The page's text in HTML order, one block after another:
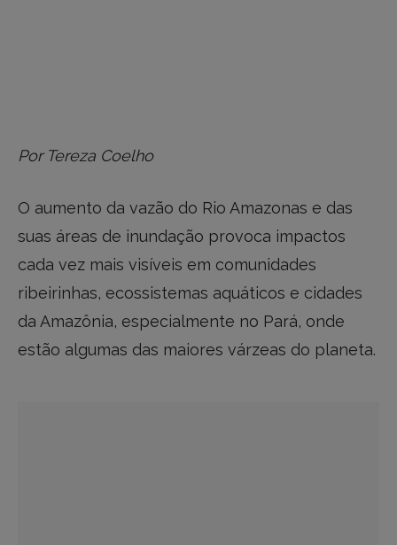
Por Tereza Coelho
O aumento da vazão do Rio Amazonas e das
suas áreas de inundação provoca impactos
cada vez mais visíveis em comunidades
ribeirinhas, ecossistemas aquáticos e cidades
da Amazônia, especialmente no Pará, onde
estão algumas das maiores várzeas do planeta.